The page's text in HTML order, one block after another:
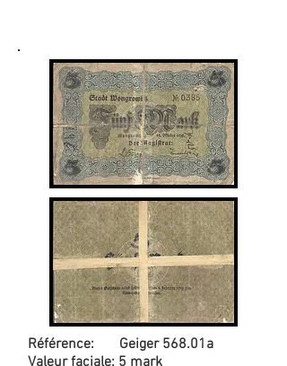
Référence: Geiger 568.01a
Valeur faciale: 5 mark